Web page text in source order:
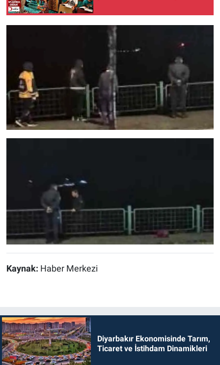
Kaynak: Haber Merkezi
Diyarbakır Ekonomisinde Tarım,
Ticaret ve İstihdam Dinamikleri